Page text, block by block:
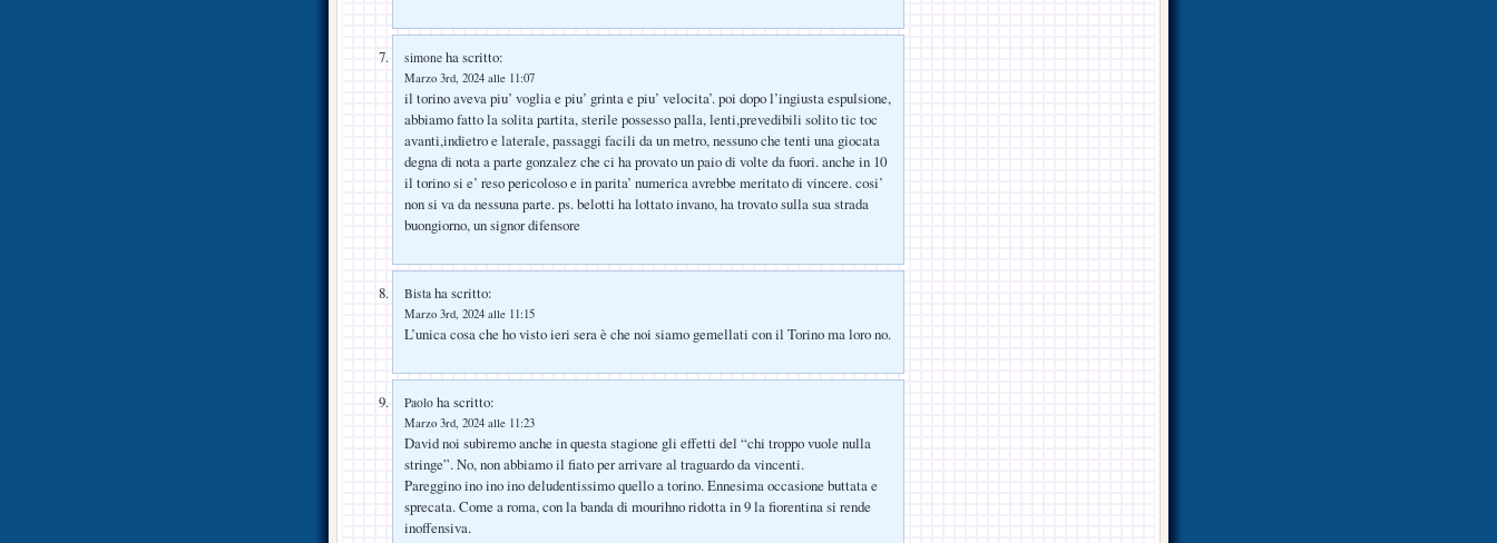
simone ha scritto:
Marzo 3rd, 2024 alle 11:07
il torino aveva piu’ voglia e piu’ grinta e piu’ velocita’. poi dopo l’ingiusta espulsione,
abbiamo fatto la solita partita, sterile possesso palla, lenti,prevedibili solito tic toc
avanti,indietro e laterale, passaggi facili da un metro, nessuno che tenti una giocata
degna di nota a parte gonzalez che ci ha provato un paio di volte da fuori. anche in 10
il torino si e’ reso pericoloso e in parita’ numerica avrebbe meritato di vincere. cosi’
non si va da nessuna parte. ps. belotti ha lottato invano, ha trovato sulla sua strada
buongiorno, un signor difensore
Bista ha scritto:
Marzo 3rd, 2024 alle 11:15
L’unica cosa che ho visto ieri sera è che noi siamo gemellati con il Torino ma loro no.
Paolo ha scritto:
Marzo 3rd, 2024 alle 11:23
David noi subiremo anche in questa stagione gli effetti del “chi troppo vuole nulla
stringe”. No, non abbiamo il fiato per arrivare al traguardo da vincenti.
Pareggino ino ino ino deludentissimo quello a torino. Ennesima occasione buttata e
sprecata. Come a roma, con la banda di mourihno ridotta in 9 la fiorentina si rende
inoffensiva.